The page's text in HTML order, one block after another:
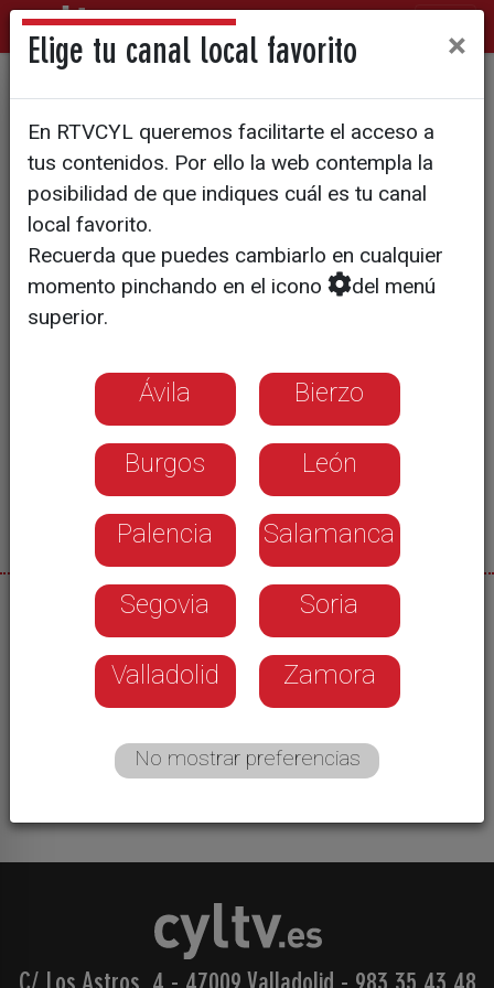
Sin agua desde el lunes en la
urbanización El Soto de
Aldeamayor
28/05/2026
La empresa concesionaria de la gestión vació un
depósito para su limpieza. A la espera de reponer
el suministro, el Ayuntamiento llena el depósito
con agua llegada desde Valladolid, lo que palía
los cortes varias veces al día.
Elige tu canal local favorito ×
En RTVCYL queremos facilitarte el acceso a
tus contenidos. Por ello la web contempla la
posibilidad de que indiques cuál es tu canal
local favorito.
Recuerda que puedes cambiarlo en cualquier
momento pinchando en el icono
del menú
superior.
Ávila Bierzo
Burgos León
Palencia Salamanca
Segovia Soria
Valladolid Zamora
No mostrar preferencias